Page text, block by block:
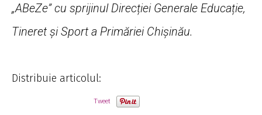
„ABeZe” cu sprijinul Direcției Generale Educație,
Tineret și Sport a Primăriei Chișinău.
Distribuie articolul:
Tweet